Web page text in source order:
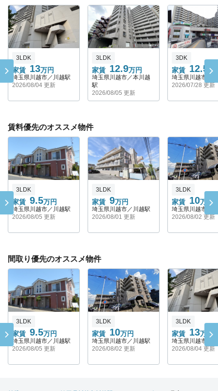
家賃 13万円
3LDK
埼玉県川越市／川越駅
2026/08/04 更新
家賃 12.9万円
3LDK
埼玉県川越市／本川越
駅
2026/08/05 更新
家賃 12.5 万
3DK
埼玉県川越市／
2026/07/28 更新
賃料優先のオススメ物件
家賃 9.5万円
3LDK
埼玉県川越市／川越駅
2026/08/05 更新
家賃 9万円
3LDK
埼玉県川越市／川越駅
2026/08/01 更新
家賃 10万円
3LDK
埼玉県川越市／
2026/08/02 更新
間取り優先のオススメ物件
家賃 9.5万円
3LDK
埼玉県川越市／川越駅
2026/08/05 更新
家賃 10万円
3LDK
埼玉県川越市／川越駅
2026/08/02 更新
家賃 13万円
3LDK
埼玉県川越市／
2026/08/04 更新